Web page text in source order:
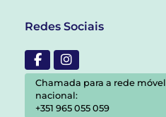
Redes Sociais
Chamada para a rede móvel
nacional:
+351 965 055 059